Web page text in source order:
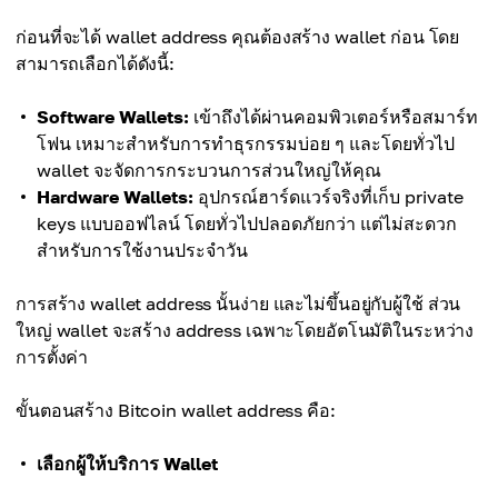
ก่อนที่จะได้ wallet address คุณต้องสร้าง wallet ก่อน โดย
สามารถเลือกได้ดังนี้:
Software Wallets: เข้าถึงได้ผ่านคอมพิวเตอร์หรือสมาร์ท
โฟน เหมาะสำหรับการทำธุรกรรมบ่อย ๆ และโดยทั่วไป
wallet จะจัดการกระบวนการส่วนใหญ่ให้คุณ
Hardware Wallets: อุปกรณ์ฮาร์ดแวร์จริงที่เก็บ private
keys แบบออฟไลน์ โดยทั่วไปปลอดภัยกว่า แต่ไม่สะดวก
สำหรับการใช้งานประจำวัน
การสร้าง wallet address นั้นง่าย และไม่ขึ้นอยู่กับผู้ใช้ ส่วน
ใหญ่ wallet จะสร้าง address เฉพาะโดยอัตโนมัติในระหว่าง
การตั้งค่า
ขั้นตอนสร้าง Bitcoin wallet address คือ:
เลือกผู้ให้บริการ Wallet